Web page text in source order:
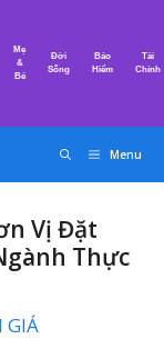
Mẹ
&
Bé
Đời
Sống
Bảo
Hiểm
Tài
Chính
Menu
Vị Đặt
Thực
GIÁ